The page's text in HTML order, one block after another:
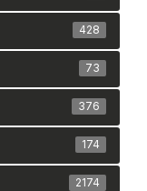
428
73
376
174
2174